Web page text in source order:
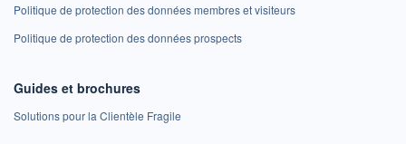
Politique de protection des données membres et visiteurs
Politique de protection des données prospects
Guides et brochures
Solutions pour la Clientèle Fragile